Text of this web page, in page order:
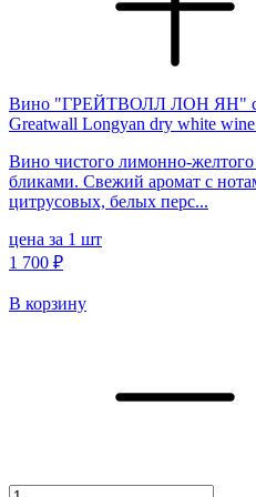
Вино "ГРЕЙТВОЛЛ ЛОН ЯН"
Greatwall Longyan dry white
Вино чистого лимонно-желтого
бликами. Свежий аромат с
цитрусовых, белых перс...
цена за 1 шт
1 700 ₽
В корзину